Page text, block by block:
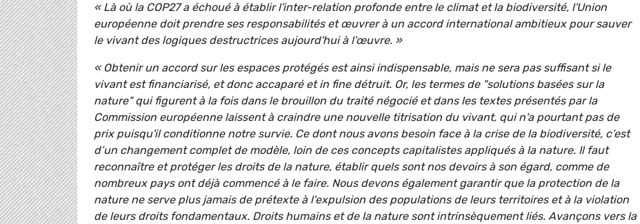
« Là où la COP27 a échoué à établir l'inter-relation profonde entre le climat et la biodiversité, l'Union
européenne doit prendre ses responsabilités et œuvrer à un accord international ambitieux pour sauver
le vivant des logiques destructrices aujourd'hui à l'œuvre. »
« Obtenir un accord sur les espaces protégés est ainsi indispensable, mais ne sera pas suffisant si le
vivant est financiarisé, et donc accaparé et in fine détruit. Or, les termes de "solutions basées sur la
nature" qui figurent à la fois dans le brouillon du traité négocié et dans les textes présentés par la
Commission européenne laissent à craindre une nouvelle titrisation du vivant, qui n'a pourtant pas de
prix puisqu'il conditionne notre survie. Ce dont nous avons besoin face à la crise de la biodiversité, c’est
d’un changement complet de modèle, loin de ces concepts capitalistes appliqués à la nature. Il faut
reconnaître et protéger les droits de la nature, établir quels sont nos devoirs à son égard, comme de
nombreux pays ont déjà commencé à le faire. Nous devons également garantir que la protection de la
nature ne serve plus jamais de prétexte à l'expulsion des populations de leurs territoires et à la violation
de leurs droits fondamentaux. Droits humains et de la nature sont intrinsèquement liés. Avançons vers la